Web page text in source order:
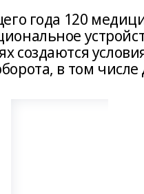
года 120
создаются
в том